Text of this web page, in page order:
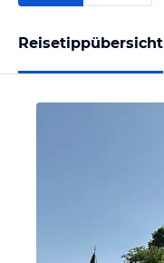
Reisetippübersicht